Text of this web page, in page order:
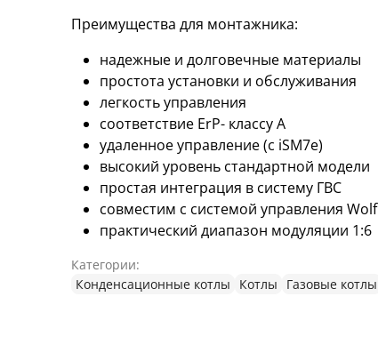
Преимущества для монтажника:
надежные и долговечные материалы
простота установки и обслуживания
легкость управления
соответствие ErP- классу А
удаленное управление (с iSM7e)
высокий уровень стандартной модели
простая интеграция в систему ГВС
совместим с системой управления Wolf
практический диапазон модуляции 1:6
Категории:
Конденсационные котлы
Котлы Газовые котлы